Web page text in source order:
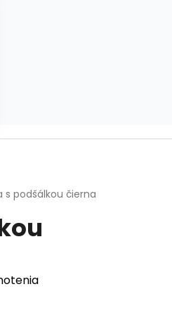
s podšálkou čierna